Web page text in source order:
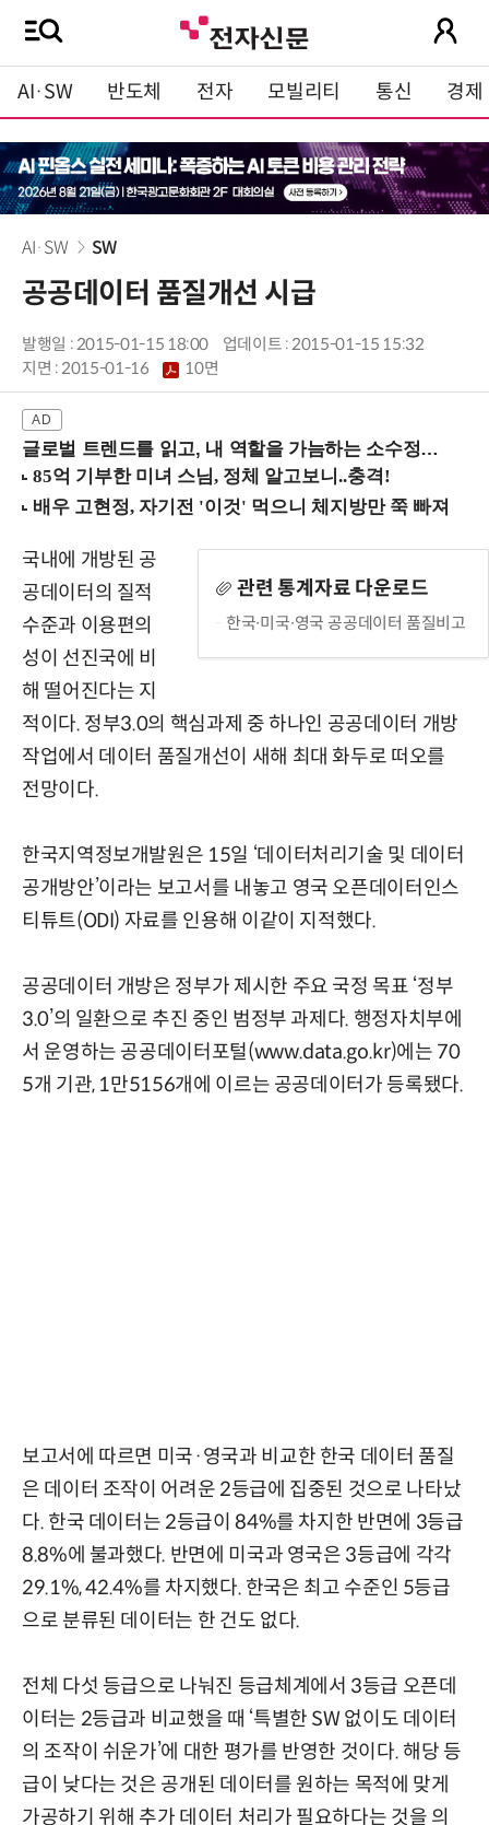
AI·SW 반도체 전자 모빌리티 통신 경제
AI·SW SW
공공데이터 품질개선 시급
발행일 : 2015-01-15 18:00
업데이트 : 2015-01-15 15:32
지면 :2015-01-16 10면
글로벌 트렌드를 읽고, 내 역할을 가늠하는 소수정예 실습 워크숍 (8/28 신논현역)
관련 통계자료 다운로드
한국∙미국∙영국 공공데이터 품질비고
국내에 개방된 공
공데이터의 질적
수준과 이용편의
성이 선진국에 비
해 떨어진다는 지
적이다. 정부3.0의 핵심과제 중 하나인 공공데이터 개방
작업에서 데이터 품질개선이 새해 최대 화두로 떠오를
전망이다.
한국지역정보개발원은 15일 ‘데이터처리기술 및 데이터
공개방안’이라는 보고서를 내놓고 영국 오픈데이터인스
티튜트(ODI) 자료를 인용해 이같이 지적했다.
공공데이터 개방은 정부가 제시한 주요 국정 목표 ‘정부
3.0’의 일환으로 추진 중인 범정부 과제다. 행정자치부에
서 운영하는 공공데이터포털(www.data.go.kr)에는 70
5개 기관, 1만5156개에 이르는 공공데이터가 등록됐다.
보고서에 따르면 미국·영국과 비교한 한국 데이터 품질
은 데이터 조작이 어려운 2등급에 집중된 것으로 나타났
다. 한국 데이터는 2등급이 84%를 차지한 반면에 3등급
8.8%에 불과했다. 반면에 미국과 영국은 3등급에 각각
29.1%, 42.4%를 차지했다. 한국은 최고 수준인 5등급
으로 분류된 데이터는 한 건도 없다.
전체 다섯 등급으로 나눠진 등급체계에서 3등급 오픈데
이터는 2등급과 비교했을 때 ‘특별한 SW 없이도 데이터
의 조작이 쉬운가’에 대한 평가를 반영한 것이다. 해당 등
급이 낮다는 것은 공개된 데이터를 원하는 목적에 맞게
가공하기 위해 추가 데이터 처리가 필요하다는 것을 의